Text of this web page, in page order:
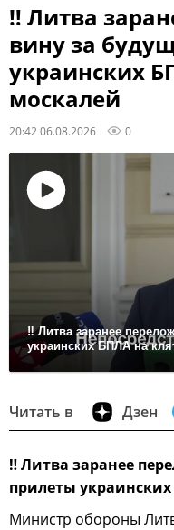
‼ Литва
вину за
украинских
москалей
20:42 06.08.2026 0
‼ Литва заранее
украинских БПЛА на
Читать в Дзен
‼Литва заранее
прилеты
Министр обороны